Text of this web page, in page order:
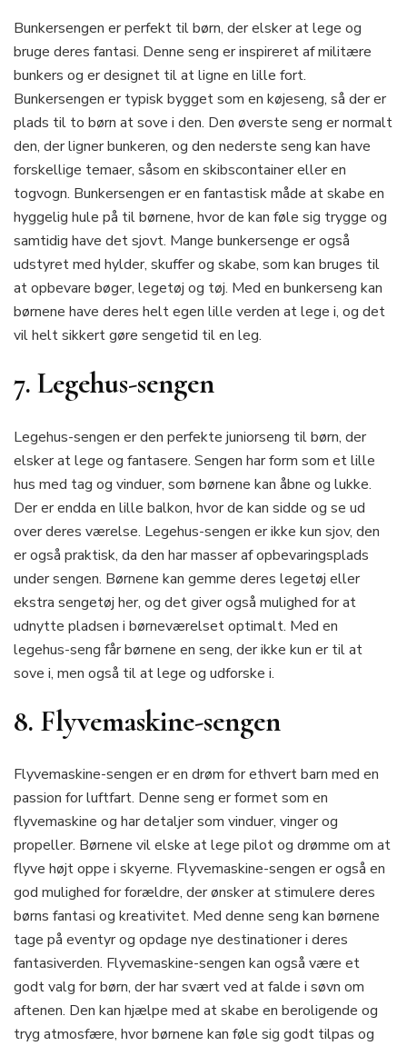
Bunkersengen er perfekt til børn, der elsker at lege og
bruge deres fantasi. Denne seng er inspireret af militære
bunkers og er designet til at ligne en lille fort.
Bunkersengen er typisk bygget som en køjeseng, så der er
plads til to børn at sove i den. Den øverste seng er normalt
den, der ligner bunkeren, og den nederste seng kan have
forskellige temaer, såsom en skibscontainer eller en
togvogn. Bunkersengen er en fantastisk måde at skabe en
hyggelig hule på til børnene, hvor de kan føle sig trygge og
samtidig have det sjovt. Mange bunkersenge er også
udstyret med hylder, skuffer og skabe, som kan bruges til
at opbevare bøger, legetøj og tøj. Med en bunkerseng kan
børnene have deres helt egen lille verden at lege i, og det
vil helt sikkert gøre sengetid til en leg.
7. Legehus-sengen
Legehus-sengen er den perfekte juniorseng til børn, der
elsker at lege og fantasere. Sengen har form som et lille
hus med tag og vinduer, som børnene kan åbne og lukke.
Der er endda en lille balkon, hvor de kan sidde og se ud
over deres værelse. Legehus-sengen er ikke kun sjov, den
er også praktisk, da den har masser af opbevaringsplads
under sengen. Børnene kan gemme deres legetøj eller
ekstra sengetøj her, og det giver også mulighed for at
udnytte pladsen i børneværelset optimalt. Med en
legehus-seng får børnene en seng, der ikke kun er til at
sove i, men også til at lege og udforske i.
8. Flyvemaskine-sengen
Flyvemaskine-sengen er en drøm for ethvert barn med en
passion for luftfart. Denne seng er formet som en
flyvemaskine og har detaljer som vinduer, vinger og
propeller. Børnene vil elske at lege pilot og drømme om at
flyve højt oppe i skyerne. Flyvemaskine-sengen er også en
god mulighed for forældre, der ønsker at stimulere deres
børns fantasi og kreativitet. Med denne seng kan børnene
tage på eventyr og opdage nye destinationer i deres
fantasiverden. Flyvemaskine-sengen kan også være et
godt valg for børn, der har svært ved at falde i søvn om
aftenen. Den kan hjælpe med at skabe en beroligende og
tryg atmosfære, hvor børnene kan føle sig godt tilpas og